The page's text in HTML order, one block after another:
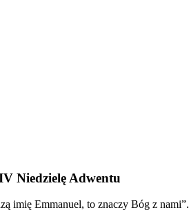
Niedzielę Adwentu
imię Emmanuel, to znaczy Bóg z nami”.